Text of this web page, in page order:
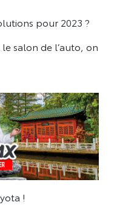
pour 2023 ?
salon de l’auto, on
!